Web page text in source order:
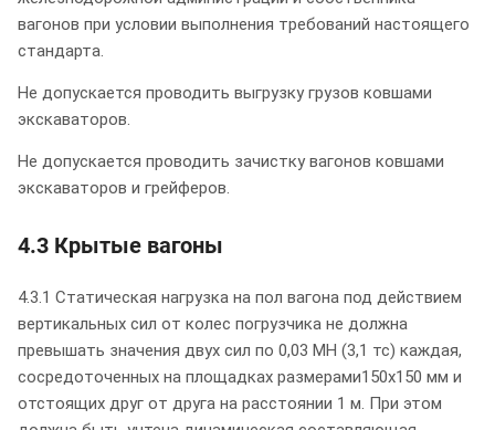
вагонов при условии выполнения требований настоящего
стандарта.
Не допускается проводить выгрузку грузов ковшами
экскаваторов.
Не допускается проводить зачистку вагонов ковшами
экскаваторов и грейферов.
4.3 Крытые вагоны
4.3.1 Статическая нагрузка на пол вагона под действием
вертикальных сил от колес погрузчика не должна
превышать значения двух сил по 0,03 МН (3,1 тс) каждая,
сосредоточенных на площадках размерами150х150 мм и
отстоящих друг от друга на расстоянии 1 м. При этом